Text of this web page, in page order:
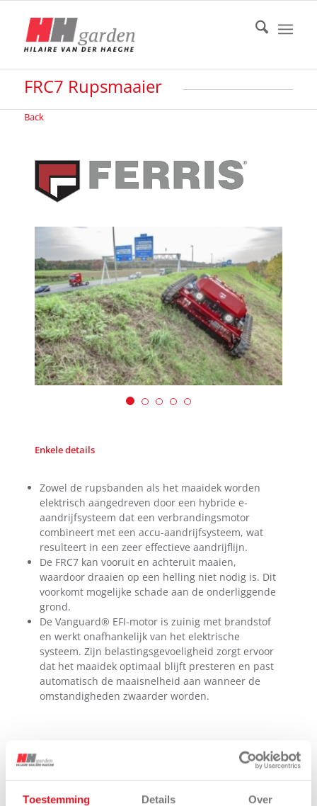
Toestemming Details Over
FRC7 Rupsmaaier
Back
Enkele details
Zowel de rupsbanden als het maaidek worden
elektrisch aangedreven door een hybride e-
aandrijfsysteem dat een verbrandingsmotor
combineert met een accu-aandrijfsysteem, wat
resulteert in een zeer effectieve aandrijflijn.
De FRC7 kan vooruit en achteruit maaien,
waardoor draaien op een helling niet nodig is. Dit
voorkomt mogelijke schade aan de onderliggende
grond.
De Vanguard® EFI-motor is zuinig met brandstof
en werkt onafhankelijk van het elektrische
systeem. Zijn belastingsgevoeligheid zorgt ervoor
dat het maaidek optimaal blijft presteren en past
automatisch de maaisnelheid aan wanneer de
omstandigheden zwaarder worden.
INTERACTIES